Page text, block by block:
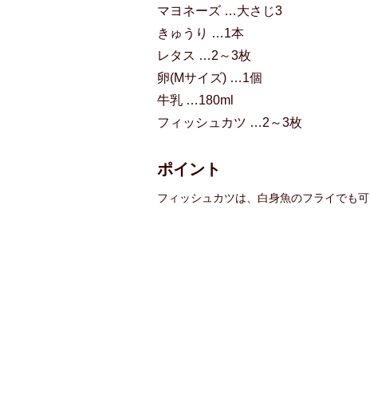
マヨネーズ …大さじ3
きゅうり …1本
レタス …2～3枚
卵(Mサイズ) …1個
牛乳 …180ml
フィッシュカツ …2～3枚
ポイント
フィッシュカツは、白身魚のフライでも可